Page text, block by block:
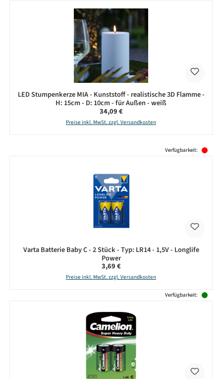
LED Stumpenkerze MIA - Kunststoff - realistische 3D Flamme -
H: 15cm - D: 10cm - für Außen - weiß
Regulärer Preis:
34,09 €
Preise inkl. MwSt. zzgl. Versandkosten
Verfügbarkeit:
Varta Batterie Baby C - 2 Stück - Typ: LR14 - 1,5V - Longlife
Power
Regulärer Preis:
3,69 €
Preise inkl. MwSt. zzgl. Versandkosten
Verfügbarkeit: